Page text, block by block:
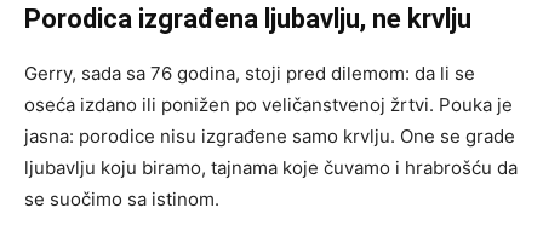
Porodica izgrađena ljubavlju, ne krvlju
Gerry, sada sa 76 godina, stoji pred dilemom: da li se
oseća izdano ili ponižen po veličanstvenoj žrtvi. Pouka je
jasna: porodice nisu izgrađene samo krvlju. One se grade
ljubavlju koju biramo, tajnama koje čuvamo i hrabrošću da
se suočimo sa istinom.